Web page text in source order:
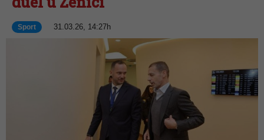
Sport 31.03.26, 14:27h